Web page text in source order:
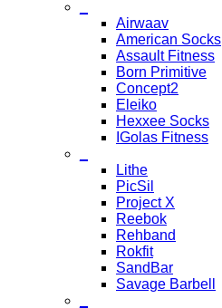
Airwaav
American Socks
Assault Fitness
Born Primitive
Concept2
Eleiko
Hexxee Socks
IGolas Fitness
Lithe
PicSil
Project X
Reebok
Rehband
Rokfit
SandBar
Savage Barbell